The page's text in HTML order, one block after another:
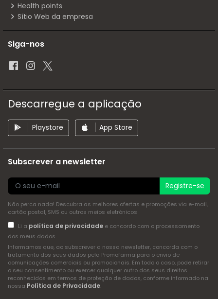
Health points
Sítio Web da empresa
Siga-nos
Descarregue a aplicação
Playstore App Store
Subscrever a newsletter
Registre-se
Não perca nada! Descubra as melhores ofertas e promoções via e-mail,
cartão postal, SMS ou outros meios eletrónicos
Li a política de privacidadee concordo com o processamento
dos meus dados
Informamos que, ao subscrever a nossa newsletter, concorda com o
tratamento dos seus dados pela Promofarma para o envio de
comunicações comerciais ou promocionais. Em todo o caso, pode retirar
o seu consentimento ou exercer qualquer outro dos seus direitos
reconhecidos em termos de proteção de dados, conforme informado na
nossa Política de Privacidade.